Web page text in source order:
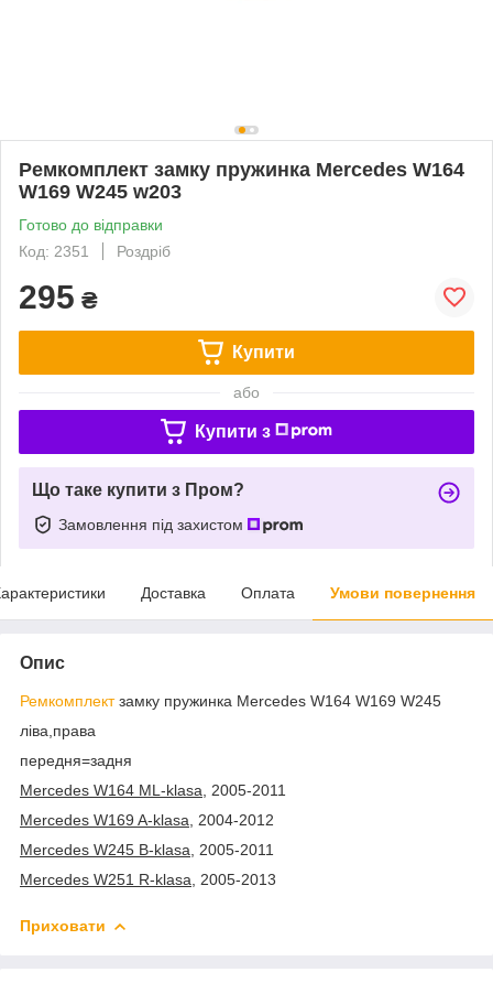
Ремкомплект замку пружинка Mercedes W164
W169 W245 w203
Готово до відправки
Код: 2351
Роздріб
295 ₴
Купити
або
Купити з
Що таке купити з Пром?
Замовлення під захистом
Доставка Оплата Умови повернення
Опис
Ремкомплектзамку пружинка Mercedes W164 W169 W245
ліва,права
передня=задня
Mercedes W164 ML-klasa , 2005-2011
Mercedes W169 A-klasa , 2004-2012
Mercedes W245 B-klasa , 2005-2011
Mercedes W251 R-klasa , 2005-2013
Приховати